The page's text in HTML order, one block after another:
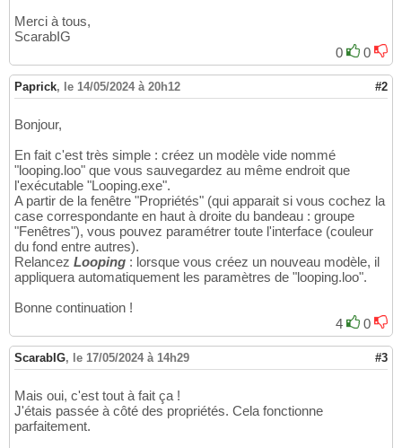
Merci à tous,
ScarabIG
0
0
Paprick, le 14/05/2024 à 20h12 #2
Bonjour,
En fait c'est très simple : créez un modèle vide nommé
"looping.loo" que vous sauvegardez au même endroit que
l'exécutable "Looping.exe".
A partir de la fenêtre "Propriétés" (qui apparait si vous cochez la
case correspondante en haut à droite du bandeau : groupe
"Fenêtres"), vous pouvez paramétrer toute l'interface (couleur
du fond entre autres).
Relancez Looping : lorsque vous créez un nouveau modèle, il
appliquera automatiquement les paramètres de "looping.loo".
Bonne continuation !
4
0
ScarabIG, le 17/05/2024 à 14h29 #3
Mais oui, c'est tout à fait ça !
J'étais passée à côté des propriétés. Cela fonctionne
parfaitement.